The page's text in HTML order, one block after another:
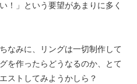
！」という要望があまりに多く
なみに、リングは一切制作して
を作ったらどうなるのか、とて
ストしてみようかしら？